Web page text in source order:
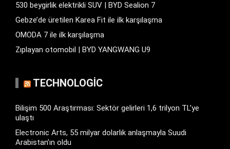
530 beygirlik elektrikli SUV | BYD Sealion 7
Gebze’de üretilen Karea Fit ile ilk karşılaşma
OMODA 7 ile ilk karşılaşma
Zıplayan otomobil | BYD YANGWANG U9
TECHNOLOGIC
Bilişim 500 Araştırması: Sektör gelirleri 1,6 trilyon TL’ye
ulaştı
Electronic Arts, 55 milyar dolarlık anlaşmayla Suudi
Arabistan’ın oldu